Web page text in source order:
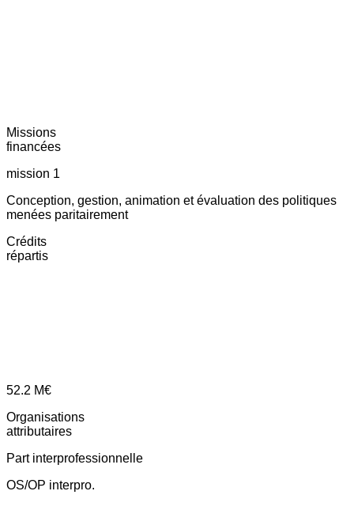
Missions
financées
mission 1
Conception, gestion, animation et évaluation des politiques
menées paritairement
Crédits
répartis
52.2 M€
Organisations
attributaires
Part interprofessionnelle
OS/OP interpro.